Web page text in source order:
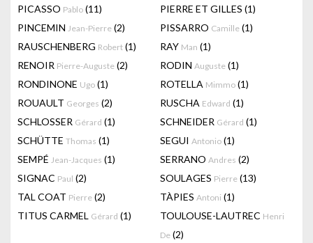
PICASSO Pablo (11) PIERRE ET GILLES (1)
PINCEMIN Jean-Pierre (2) PISSARRO Camille (1)
RAUSCHENBERG Robert (1) RAY Man (1)
RENOIR Pierre-Auguste (2) RODIN Auguste (1)
RONDINONE Ugo (1) ROTELLA Mimmo (1)
ROUAULT Georges (2) RUSCHA Edward (1)
SCHLOSSER Gérard (1) SCHNEIDER Gérard (1)
SCHÜTTE Thomas (1) SEGUI Antonio (1)
SEMPÉ Jean-Jacques (1) SERRANO Andres (2)
SIGNAC Paul (2) SOULAGES Pierre (13)
TAL COAT Pierre (2) TÀPIES Antoni (1)
TITUS CARMEL Gérard (1) TOULOUSE-LAUTREC Henri
De (2)